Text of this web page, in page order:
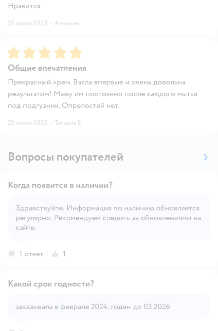
Нравится
25 июля 2023 · Аноним
Рейтинг:5
Общие впечатления
Прекрасный крем. Взяла впервые и очень довольна
результатом! Мажу им постоянно после каждого мытья
под подгузник. Опрелостей нет.
22 июля 2023 · Татьяна Е.
Вопросы покупателей
Открыть вопрос
Когда появится в наличии?
Здравствуйте. Информация по наличию обновляется
регулярно. Рекомендуем следить за обновлениями на
сайте.
1 ответ 1
Открыть вопрос
Какой срок годности?
заказывала в феврале 2024, годен до 03.2026